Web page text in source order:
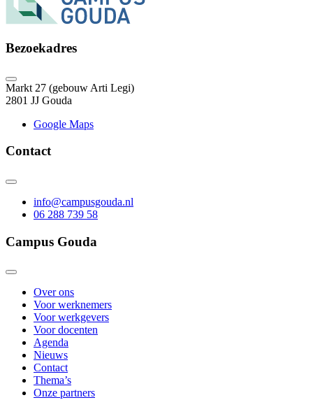
Bezoekadres
Markt 27 (gebouw Arti Legi)
2801 JJ Gouda
Google Maps
Contact
info@campusgouda.nl
06 288 739 58
Campus Gouda
Over ons
Voor werknemers
Voor werkgevers
Voor docenten
Agenda
Nieuws
Contact
Thema’s
Onze partners